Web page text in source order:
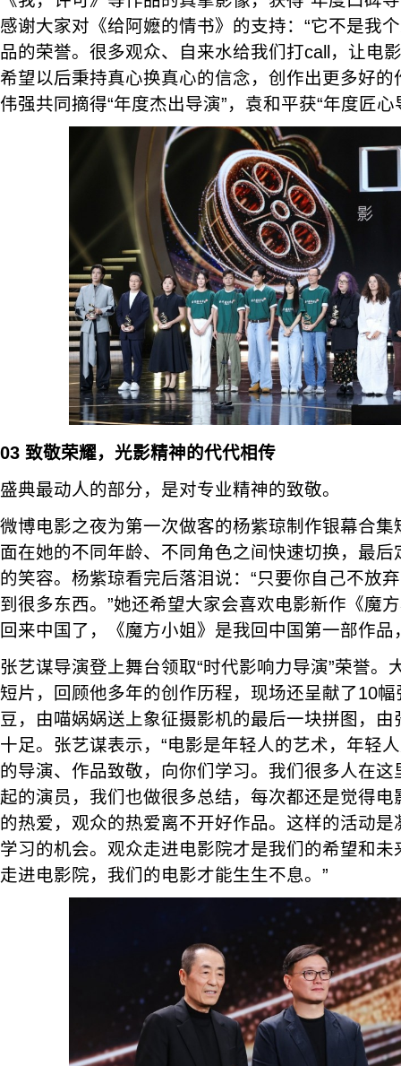
感谢大家对《给阿嬷的情书》的支持：“它不是我
品的荣誉。很多观众、自来水给我们打call，让电
希望以后秉持真心换真心的信念，创作出更多好的
伟强共同摘得“年度杰出导演”，袁和平获“年度匠心
03 致敬荣耀，光影精神的代代相传
盛典最动人的部分，是对专业精神的致敬。
微博电影之夜为第一次做客的杨紫琼制作银幕合
面在她的不同年龄、不同角色之间快速切换，最
的笑容。杨紫琼看完后落泪说：“只要你自己不放
到很多东西。”她还希望大家会喜欢电影新作《魔
回来中国了，《魔方小姐》是我回中国第一部作品
张艺谋导演登上舞台领取“时代影响力导演”荣誉。
短片，回顾他多年的创作历程，现场还呈献了10
豆，由喵娲娲送上象征摄影机的最后一块拼图，
十足。张艺谋表示，“电影是年轻人的艺术，年轻
的导演、作品致敬，向你们学习。我们很多人在
起的演员，我们也做很多总结，每次都还是觉得
的热爱，观众的热爱离不开好作品。这样的活动
学习的机会。观众走进电影院才是我们的希望和
走进电影院，我们的电影才能生生不息。”